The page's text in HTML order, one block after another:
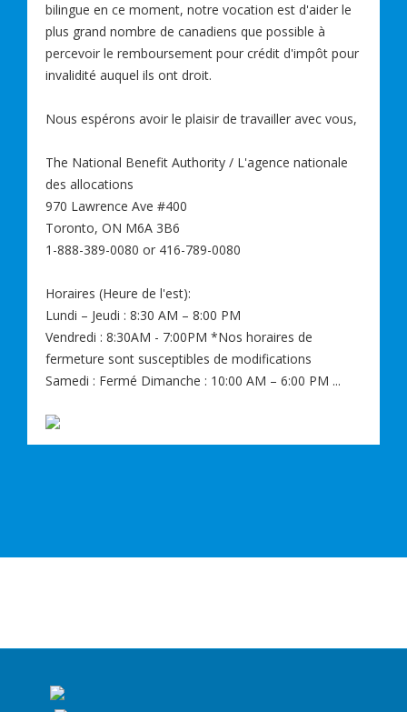
bilingue en ce moment, notre vocation est d'aider le
plus grand nombre de canadiens que possible à
percevoir le remboursement pour crédit d'impôt pour
invalidité auquel ils ont droit.
Nous espérons avoir le plaisir de travailler avec vous,
The National Benefit Authority / L'agence nationale
des allocations
970 Lawrence Ave #400
Toronto, ON M6A 3B6
1-888-389-0080 or 416-789-0080
Horaires (Heure de l'est):
Lundi – Jeudi : 8:30 AM – 8:00 PM
Vendredi : 8:30AM - 7:00PM *Nos horaires de
fermeture sont susceptibles de modifications
Samedi : Fermé Dimanche : 10:00 AM – 6:00 PM ...